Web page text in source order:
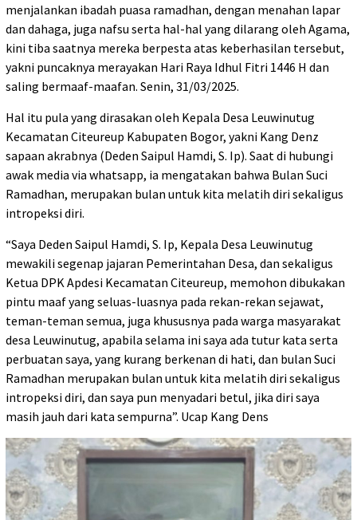
menjalankan ibadah puasa ramadhan, dengan menahan lapar
dan dahaga, juga nafsu serta hal-hal yang dilarang oleh Agama,
kini tiba saatnya mereka berpesta atas keberhasilan tersebut,
yakni puncaknya merayakan Hari Raya Idhul Fitri 1446 H dan
saling bermaaf-maafan. Senin, 31/03/2025.
Hal itu pula yang dirasakan oleh Kepala Desa Leuwinutug
Kecamatan Citeureup Kabupaten Bogor, yakni Kang Denz
sapaan akrabnya (Deden Saipul Hamdi, S. Ip). Saat di hubungi
awak media via whatsapp, ia mengatakan bahwa Bulan Suci
Ramadhan, merupakan bulan untuk kita melatih diri sekaligus
intropeksi diri.
“Saya Deden Saipul Hamdi, S. Ip, Kepala Desa Leuwinutug
mewakili segenap jajaran Pemerintahan Desa, dan sekaligus
Ketua DPK Apdesi Kecamatan Citeureup, memohon dibukakan
pintu maaf yang seluas-luasnya pada rekan-rekan sejawat,
teman-teman semua, juga khususnya pada warga masyarakat
desa Leuwinutug, apabila selama ini saya ada tutur kata serta
perbuatan saya, yang kurang berkenan di hati, dan bulan Suci
Ramadhan merupakan bulan untuk kita melatih diri sekaligus
intropeksi diri, dan saya pun menyadari betul, jika diri saya
masih jauh dari kata sempurna”. Ucap Kang Dens